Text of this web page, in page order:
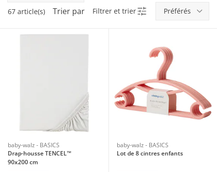
67 article(s) Trier par Filtrer et trier
baby-walz - BASICS
Drap-housse TENCEL™
90x200 cm
baby-walz - BASICS
Lot de 8 cintres enfants